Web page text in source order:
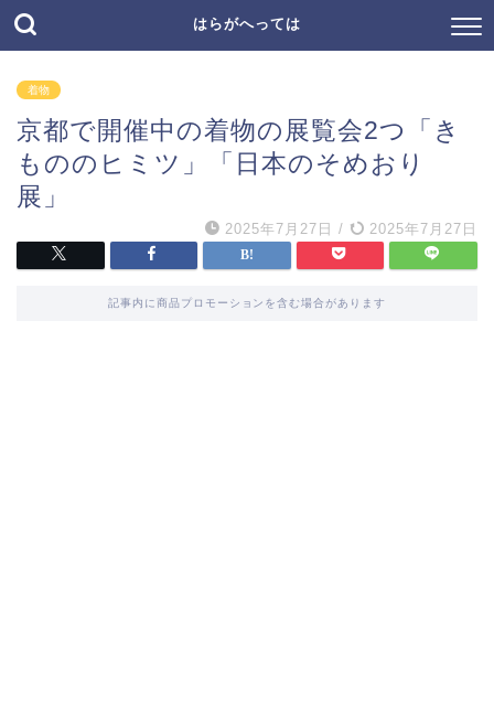
はらがへっては
着物
京都で開催中の着物の展覧会2つ「き
もののヒミツ」「日本のそめおり
展」
2025年7月27日 / 2025年7月27日
記事内に商品プロモーションを含む場合があります